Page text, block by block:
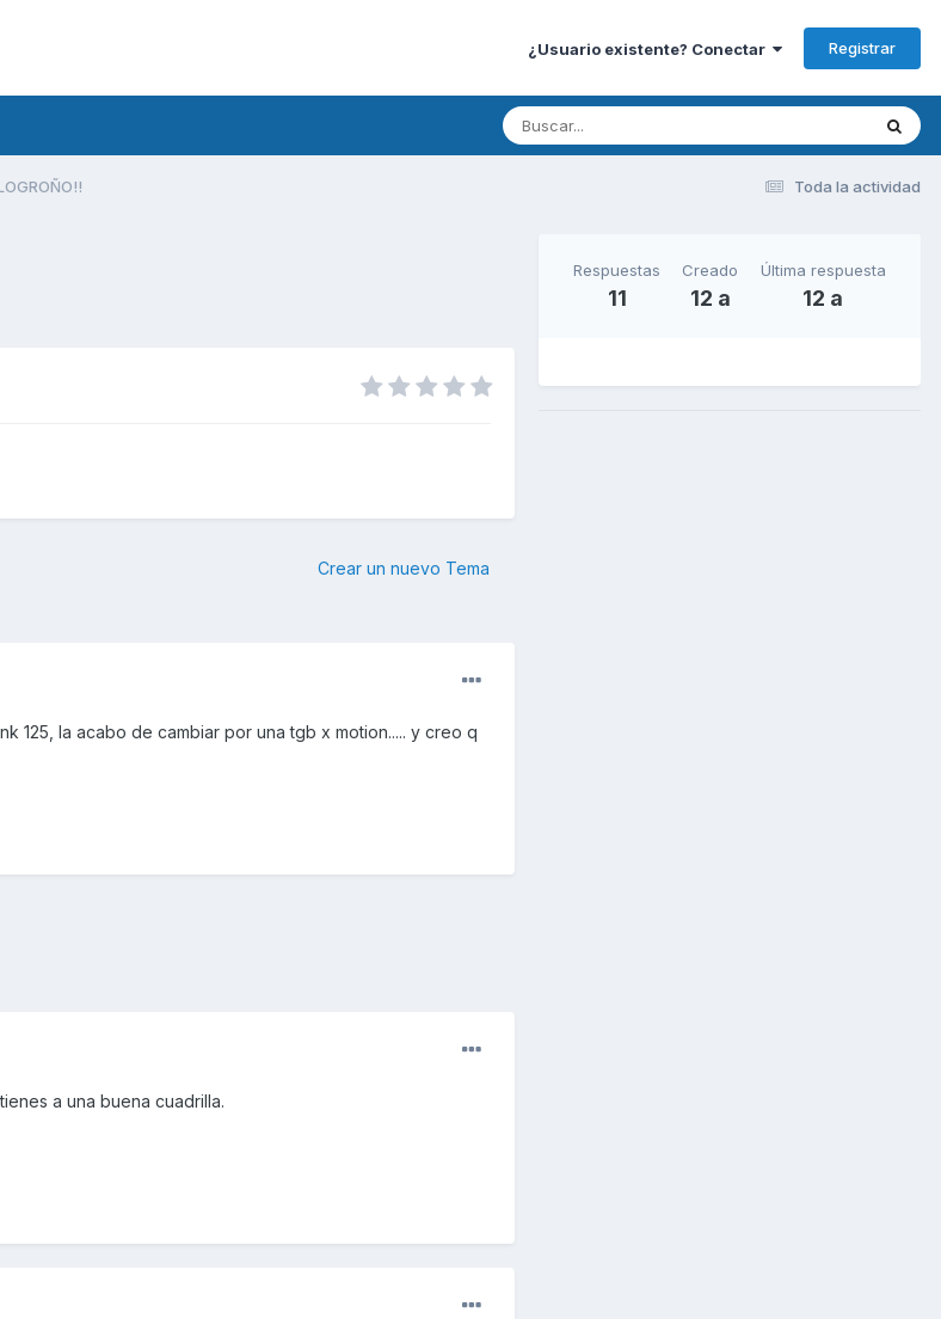
¿Usuario existente? Conectar Registrar
Toda la actividad
Crear un nuevo Tema
125, la acabo de cambiar por una tgb x motion..... y creo q
a una buena cuadrilla.
Respuestas
11
Creado
12 a
Última respuesta
12 a